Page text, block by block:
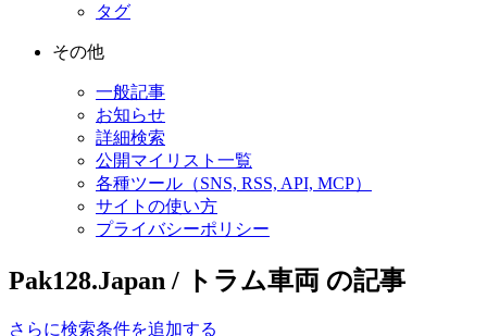
タグ
その他
一般記事
お知らせ
詳細検索
公開マイリスト一覧
各種ツール（SNS, RSS, API, MCP）
サイトの使い方
プライバシーポリシー
Pak128.Japan / トラム車両 の記事
さらに検索条件を追加する